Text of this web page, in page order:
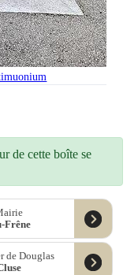
de cette boîte se
Frêne
de Douglas